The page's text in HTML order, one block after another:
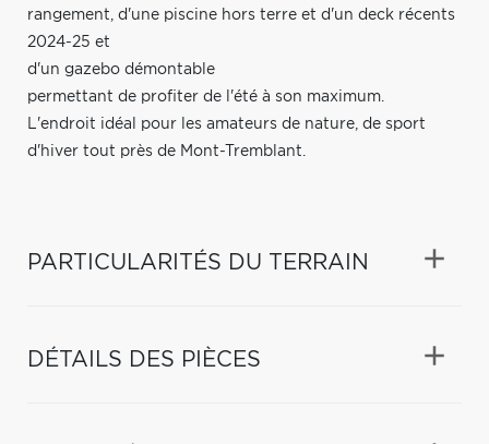
rangement, d'une piscine hors terre et d'un deck récents
2024-25 et
d'un gazebo démontable
permettant de profiter de l'été à son maximum.
L'endroit idéal pour les amateurs de nature, de sport
d'hiver tout près de Mont-Tremblant.
PARTICULARITÉS DU TERRAIN
DÉTAILS DES PIÈCES